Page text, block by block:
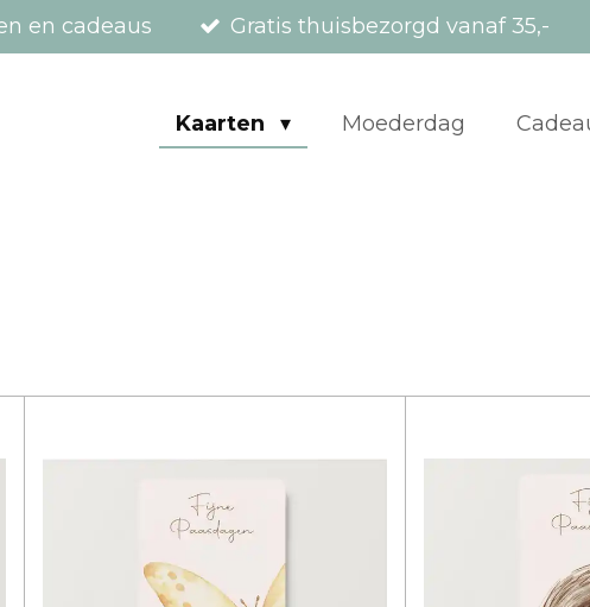
en cadeaus Gratis thuisbezorgd vanaf 35,-
Kaarten Moederdag